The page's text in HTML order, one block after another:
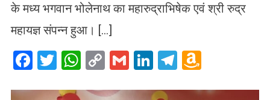
के मध्य भगवान भोलेनाथ का महारुद्राभिषेक एवं श्री रुद्र
महायज्ञ संपन्न हुआ। […]
Facebook
Twitter
WhatsApp
CopyGmailLinkedIn
Telegram